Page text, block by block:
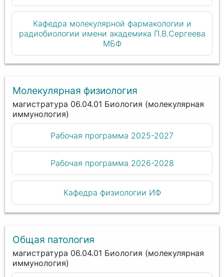
Кафедра молекулярной фармакологии и
радиобиологии имени академика П.В.Сергеева
МБФ
Молекулярная физиология
магистратура 06.04.01 Биология (молекулярная
иммунология)
Рабочая программа 2025-2027
Рабочая программа 2026-2028
Кафедра физиологии ИФ
Общая патология
магистратура 06.04.01 Биология (молекулярная
иммунология)